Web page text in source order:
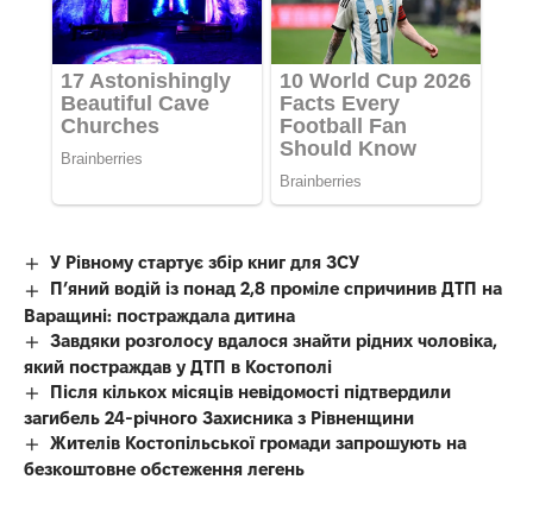
У Рівному стартує збір книг для ЗСУ
П’яний водій із понад 2,8 проміле спричинив ДТП на
Варащині: постраждала дитина
Завдяки розголосу вдалося знайти рідних чоловіка,
який постраждав у ДТП в Костополі
Після кількох місяців невідомості підтвердили
загибель 24-річного Захисника з Рівненщини
Жителів Костопільської громади запрошують на
безкоштовне обстеження легень